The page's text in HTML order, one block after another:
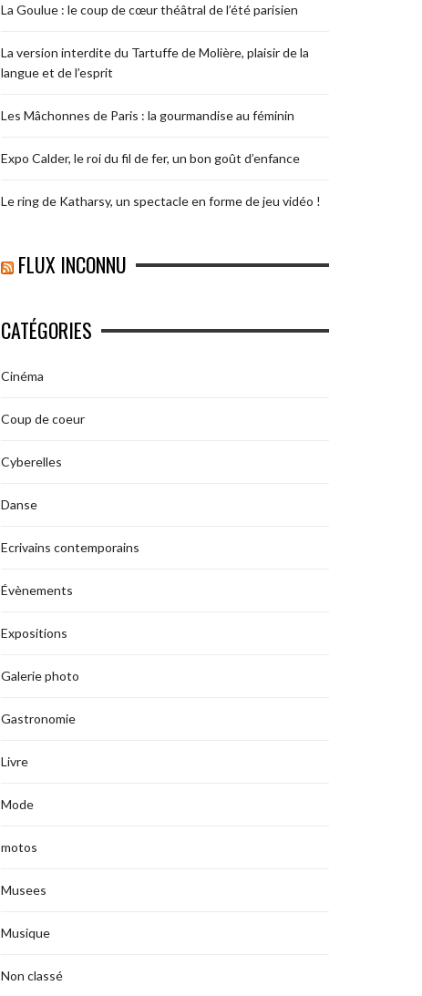
La Goulue : le coup de cœur théâtral de l’été parisien
La version interdite du Tartuffe de Molière, plaisir de la
langue et de l’esprit
Les Mâchonnes de Paris : la gourmandise au féminin
Expo Calder, le roi du fil de fer, un bon goût d’enfance
Le ring de Katharsy, un spectacle en forme de jeu vidéo !
FLUX INCONNU
CATÉGORIES
Cinéma
Coup de coeur
Cyberelles
Danse
Ecrivains contemporains
Évènements
Expositions
Galerie photo
Gastronomie
Livre
Mode
motos
Musees
Musique
Non classé